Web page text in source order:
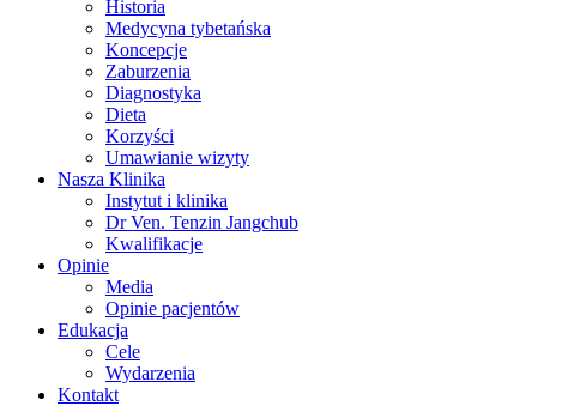
Historia
Medycyna tybetańska
Koncepcje
Zaburzenia
Diagnostyka
Dieta
Korzyści
Umawianie wizyty
Nasza Klinika
Instytut i klinika
Dr Ven. Tenzin Jangchub
Kwalifikacje
Opinie
Media
Opinie pacjentów
Edukacja
Cele
Wydarzenia
Kontakt